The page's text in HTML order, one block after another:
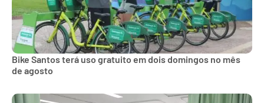
Bike Santos terá uso gratuito em dois domingos no mês
de agosto